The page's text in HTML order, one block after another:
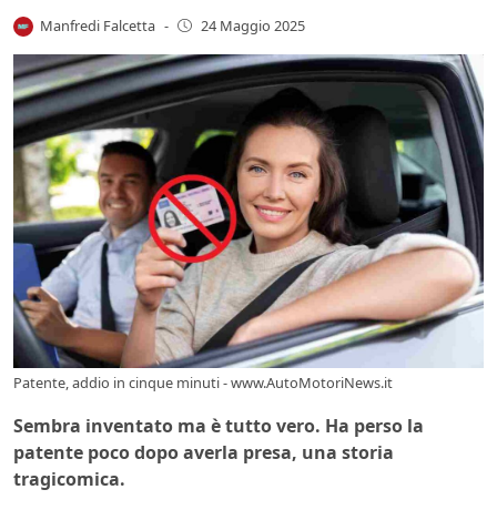
Manfredi Falcetta - 24 Maggio 2025
Patente, addio in cinque minuti - www.AutoMotoriNews.it
Sembra inventato ma è tutto vero. Ha perso la
patente poco dopo averla presa, una storia
tragicomica.